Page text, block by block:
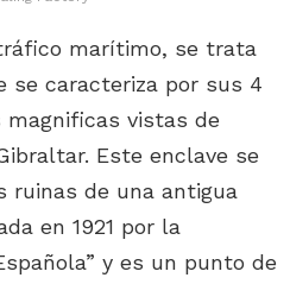
marítimo, se trata
se caracteriza por sus 4
vistas de
Este enclave se
ruinas de una antigua
en 1921 por la
y es un punto de